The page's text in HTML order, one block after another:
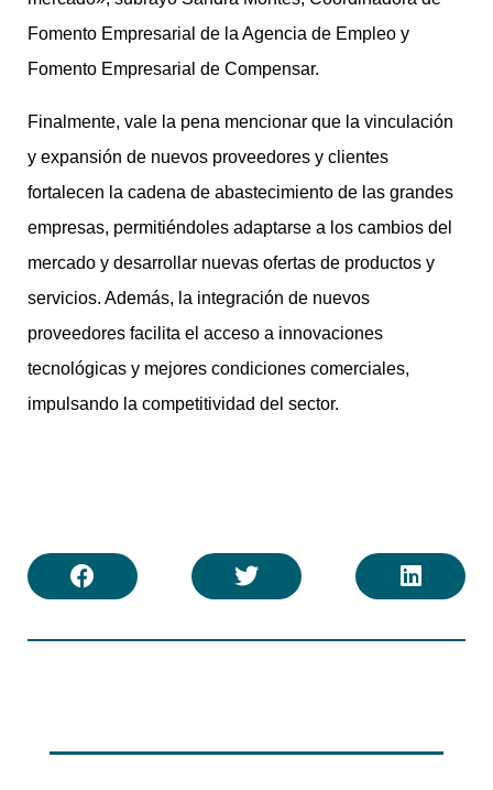
Fomento Empresarial de la Agencia de Empleo y
Fomento Empresarial de Compensar.
Finalmente, vale la pena mencionar que la vinculación
y expansión de nuevos proveedores y clientes
fortalecen la cadena de abastecimiento de las grandes
empresas, permitiéndoles adaptarse a los cambios del
mercado y desarrollar nuevas ofertas de productos y
servicios. Además, la integración de nuevos
proveedores facilita el acceso a innovaciones
tecnológicas y mejores condiciones comerciales,
impulsando la competitividad del sector.